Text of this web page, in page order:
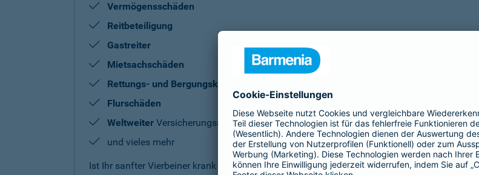
Vermögensschäden
Reitbeteiligung
Gastreiter
Mietsachschäden
Rettungs- und Bergungskosten
Flurschäden
Weltweiter Versicherungsschutz
und vieles mehr
Ist Ihr sanfter Vierbeiner krank oder benötigt eine Operation? Zu unseren Leistungen gehört